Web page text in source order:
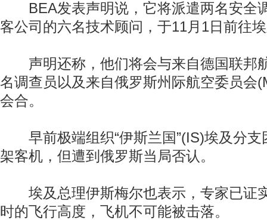
BEA发表声明说，它将派遣两名安全
客公司的六名技术顾问，于11月1日前往
声明还称，他们将会与来自德国联邦
名调查员以及来自俄罗斯州际航空委员会
会合。
早前极端组织“伊斯兰国”(IS)埃及分支
架客机，但遭到俄罗斯当局否认。
埃及总理伊斯梅尔也表示，专家已证
时的飞行高度，飞机不可能被击落。